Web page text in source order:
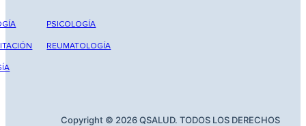
PSICOLOGÍA
REUMATOLOGÍA
Copyright © 2026 QSALUD. TODOS LOS DERECHOS